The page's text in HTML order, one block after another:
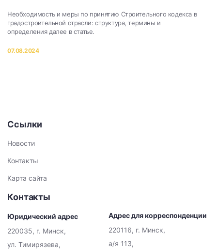
Необходимость и меры по принятию Строительного кодекса в
градостроительной отрасли: структура, термины и
определения далее в статье.
07.08.2024
Ссылки
Новости
Контакты
Карта сайта
Контакты
Юридический адрес
220035, г. Минск,
ул. Тимирязева,
Адрес для корреспонденции
220116, г. Минск,
а/я 113,